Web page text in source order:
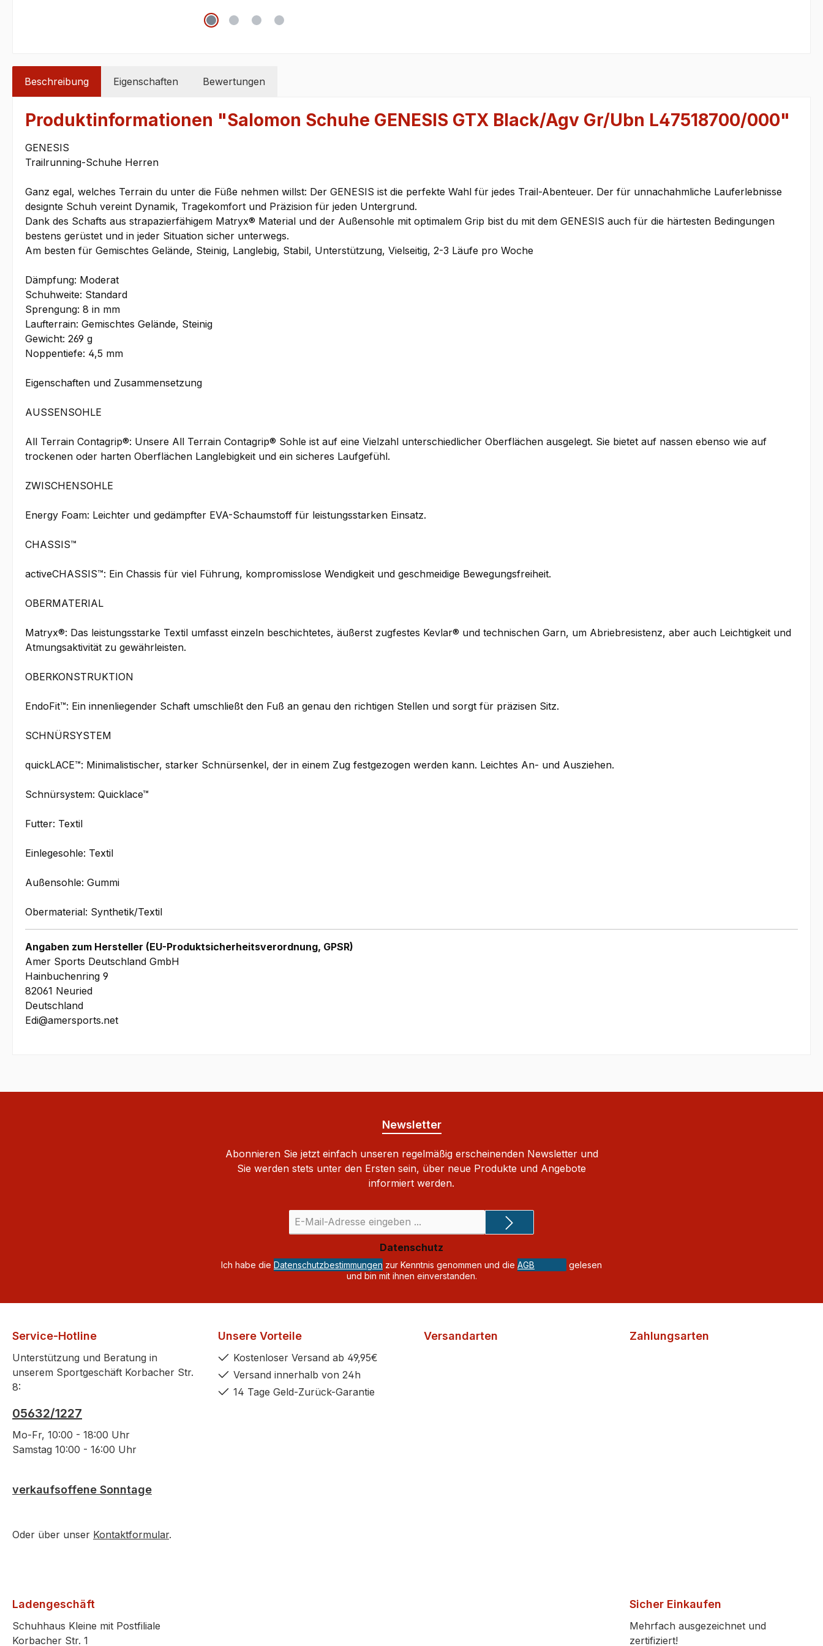
Beschreibung Eigenschaften Bewertungen
Produktinformationen "Salomon Schuhe GENESIS GTX Black/Agv Gr/Ubn L47518700/000"
GENESIS
Trailrunning-Schuhe Herren
Ganz egal, welches Terrain du unter die Füße nehmen willst: Der GENESIS ist die perfekte Wahl für jedes Trail-Abenteuer. Der für unnachahmliche Lauferlebnisse
designte Schuh vereint Dynamik, Tragekomfort und Präzision für jeden Untergrund.
Dank des Schafts aus strapazierfähigem Matryx® Material und der Außensohle mit optimalem Grip bist du mit dem GENESIS auch für die härtesten Bedingungen
bestens gerüstet und in jeder Situation sicher unterwegs.
Am besten für Gemischtes Gelände, Steinig, Langlebig, Stabil, Unterstützung, Vielseitig, 2-3 Läufe pro Woche
Dämpfung: Moderat
Schuhweite: Standard
Sprengung: 8 in mm
Laufterrain: Gemischtes Gelände, Steinig
Gewicht: 269 g
Noppentiefe: 4,5 mm
Eigenschaften und Zusammensetzung
AUSSENSOHLE
All Terrain Contagrip®: Unsere All Terrain Contagrip® Sohle ist auf eine Vielzahl unterschiedlicher Oberflächen ausgelegt. Sie bietet auf nassen ebenso wie auf
trockenen oder harten Oberflächen Langlebigkeit und ein sicheres Laufgefühl.
ZWISCHENSOHLE
Energy Foam: Leichter und gedämpfter EVA-Schaumstoff für leistungsstarken Einsatz.
CHASSIS™
activeCHASSIS™: Ein Chassis für viel Führung, kompromisslose Wendigkeit und geschmeidige Bewegungsfreiheit.
OBERMATERIAL
Matryx®: Das leistungsstarke Textil umfasst einzeln beschichtetes, äußerst zugfestes Kevlar® und technischen Garn, um Abriebresistenz, aber auch Leichtigkeit und
Atmungsaktivität zu gewährleisten.
OBERKONSTRUKTION
EndoFit™: Ein innenliegender Schaft umschließt den Fuß an genau den richtigen Stellen und sorgt für präzisen Sitz.
SCHNÜRSYSTEM
quickLACE™: Minimalistischer, starker Schnürsenkel, der in einem Zug festgezogen werden kann. Leichtes An- und Ausziehen.
Schnürsystem: Quicklace™
Futter: Textil
Einlegesohle: Textil
Außensohle: Gummi
Obermaterial: Synthetik/Textil
Angaben zum Hersteller (EU-Produktsicherheitsverordnung, GPSR)
Amer Sports Deutschland GmbH
Hainbuchenring 9
82061 Neuried
Deutschland
Edi@amersports.net
Newsletter
Abonnieren Sie jetzt einfach unseren regelmäßig erscheinenden Newsletter und
Sie werden stets unter den Ersten sein, über neue Produkte und Angebote
informiert werden.
Mail-
Adresse
*
Datenschutz
Ich habe die Datenschutzbestimmungen zur Kenntnis genommen und die AGB
gelesen
und bin mit ihnen einverstanden.
Service-Hotline
Unterstützung und Beratung in
unserem Sportgeschäft Korbacher Str.
8:
05632/1227
Mo-Fr, 10:00 - 18:00 Uhr
Samstag 10:00 - 16:00 Uhr
verkaufsoffene Sonntage
Oder über unser Kontaktformular.
Unsere Vorteile
Kostenloser Versand ab 49,95€
Versand innerhalb von 24h
14 Tage Geld-Zurück-Garantie
Versandarten Zahlungsarten
Ladengeschäft
Schuhhaus Kleine mit Postfiliale
Korbacher Str. 1
Sicher Einkaufen
Mehrfach ausgezeichnet und
zertifiziert!